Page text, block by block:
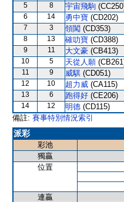
5 8 宇宙飛駒
6 14 勇中寶 (CD202)
7 3 領闖 (CD353)
8 13 確叻寶 (CD388)
9 11 大文豪 (CB413)
10 5 天從人願
11 9 威騏 (CD051)
12 10 超力威 (CA115)
13 6 跑得好 (CE206)
14 12 明德 (CD115)
備註: 賽事特別情況索引
派彩
彩池
獨贏
位置
連贏